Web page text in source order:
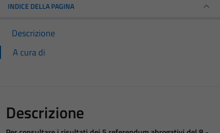
INDICE DELLA PAGINA
Descrizione
A cura di
Descrizione